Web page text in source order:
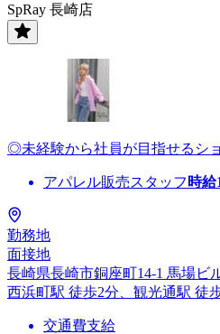
SpRay 長崎店
◎未経験から社員が目指せるシ
アパレル販売スタッフ 時給
勤務地
面接地
長崎県長崎市銅座町14-1 馬場ビ
西浜町駅 徒歩2分、観光通駅 徒
交通費支給